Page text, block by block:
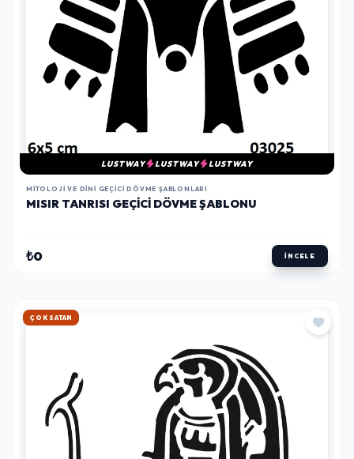
LUSTWAY LUSTWAY LUSTWAY
MITOLOJI VE DINI GEÇICI DÖVME ŞABLONLARI
MISIR TANRISI GEÇICI DÖVME ŞABLONU
₺0 İNCELE
HIZLI KARGO